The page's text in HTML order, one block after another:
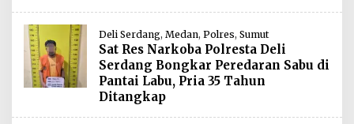
Deli Serdang, Medan, Polres, Sumut
Sat Res Narkoba Polresta Deli
Serdang Bongkar Peredaran Sabu di
Pantai Labu, Pria 35 Tahun
Ditangkap